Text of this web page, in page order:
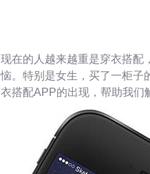
现在的人越来越重是穿衣搭配
恼。特别是女生，买了一柜子
衣搭配APP的出现，帮助我们